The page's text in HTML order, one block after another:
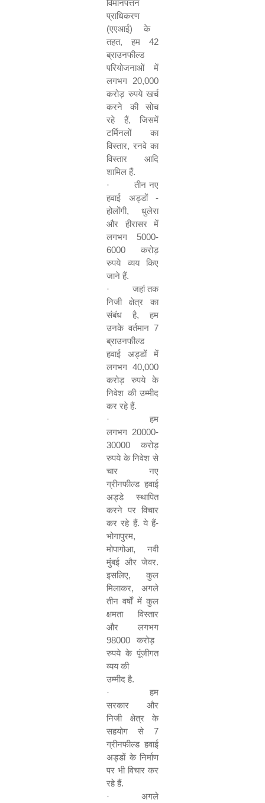
विमानपत्तन
प्राधिकरण
(एएआई) के
तहत, हम 42
ब्राउनफील्ड
परियोजनाओं
में
लगभग 20,000
करोड़ रुपये खर्च
करने
की
सोच
रहे
हैं, जिसमें
टर्मिनलों
का
विस्तार, रनवे का
विस्तार
आदि
शामिल हैं.
·
तीन नए
हवाई
अड्डों-
होलोंगी, धुलेरा
और
हीरासर
में
लगभग 5000-
6000 करोड़
रुपये
व्यय
किए
जाने हैं.
·
जहां तक
निजी
क्षेत्र
का
संबंध
है, हम
उनके वर्तमान 7
ब्राउनफील्ड
हवाई
अड्डों
में
लगभग 40,000
करोड़
रुपये
के
निवेश की उम्मीद
कर रहे हैं.
·
हम
लगभग 20000-
30000 करोड़
रुपये के निवेश से
चार
नए
ग्रीनफील्ड हवाई
अड्डे
स्थापित
करने पर विचार
कर रहे हैं. ये हैं-
भोगापुरम,
मोपागोआ, नवी
मुंबई और जेवर.
इसलिए, कुल
मिलाकर, अगले
तीन वर्षों में कुल
क्षमता
विस्तार
और
लगभग
98000 करोड़
रुपये के पूंजीगत
व्यय की
उम्मीद है.
·
हम
सरकार
और
निजी
क्षेत्र
के
सहयोग
से 7
ग्रीनफील्ड हवाई
अड्डों के निर्माण
पर भी विचार कर
रहे हैं.
·
अगले